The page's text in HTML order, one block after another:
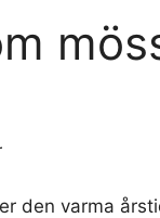
den varma